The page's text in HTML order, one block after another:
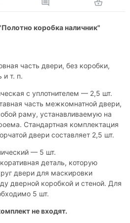
коробка наличник"
часть двери, без коробки,
и т. п.
с уплотнителем — 2,5 шт.
часть межкомнатной двери,
раму, устанавливаемую на
Стандартная комплектация
двери составляет 2,5 шт.
— 5 шт.
деталь, которую
двери для маскировки
дверной коробкой и стеной. Для
5 шт.
не входят.